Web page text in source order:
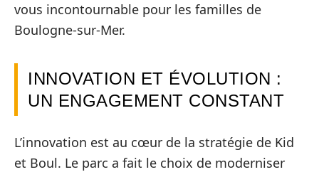
vous incontournable pour les familles de
Boulogne-sur-Mer.
INNOVATION ET ÉVOLUTION :
UN ENGAGEMENT CONSTANT
L’innovation est au cœur de la stratégie de Kid
et Boul. Le parc a fait le choix de moderniser